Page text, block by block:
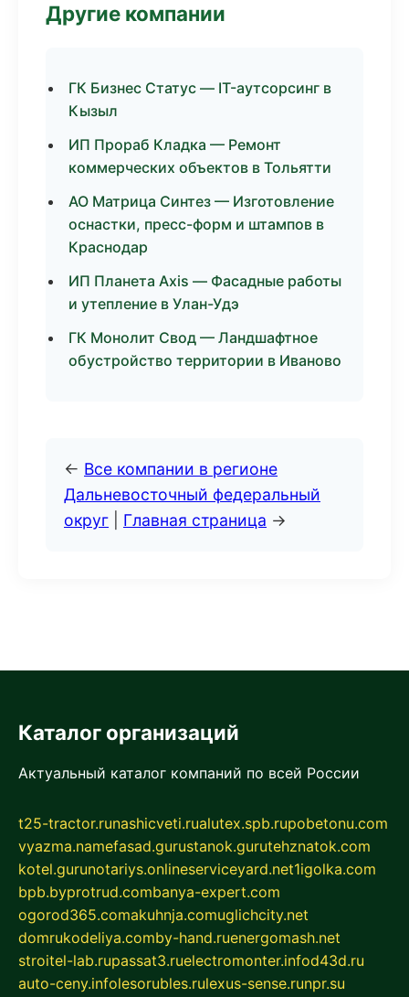
Другие компании
ГК Бизнес Статус — IT-аутсорсинг в
Кызыл
ИП Прораб Кладка — Ремонт
коммерческих объектов в Тольятти
АО Матрица Синтез — Изготовление
оснастки, пресс-форм и штампов в
Краснодар
ИП Планета Axis — Фасадные работы
и утепление в Улан-Удэ
ГК Монолит Свод — Ландшафтное
обустройство территории в Иваново
← Все компании в регионе
Дальневосточный федеральный
округ
Главная страница →
Каталог организаций
Актуальный каталог компаний по всей России
t25-tractor.runashicveti.rualutex.spb.rupobetonu.com
vyazma.namefasad.gurustanok.gurutehznatok.com
kotel.gurunotariys.onlineserviceyard.net1igolka.com
bpb.byprotrud.combanya-expert.com
ogorod365.comakuhnja.comuglichcity.net
domrukodeliya.comby-hand.ruenergomash.net
stroitel-lab.rupassat3.ruelectromonter.infod43d.ru
auto-ceny.infolesorubles.rulexus-sense.runpr.su